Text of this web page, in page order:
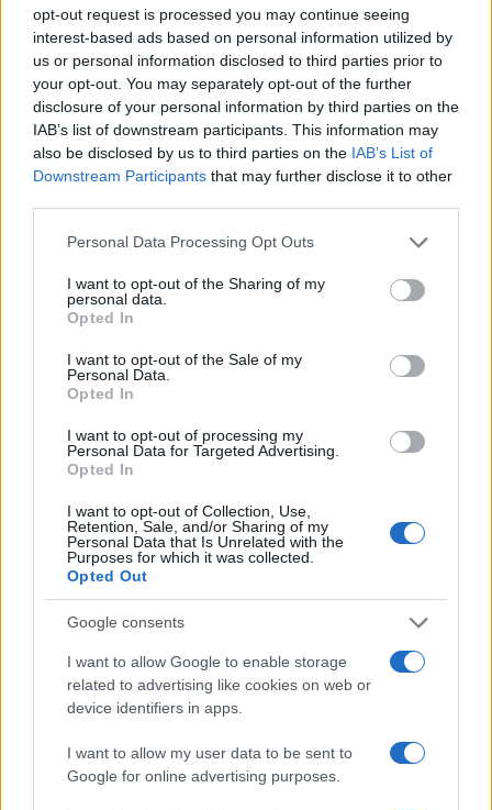
opt-out request is processed you may continue seeing
interest-based ads based on personal information utilized by
us or personal information disclosed to third parties prior to
your opt-out. You may separately opt-out of the further
disclosure of your personal information by third parties on the
IAB’s list of downstream participants. This information may
also be disclosed by us to third parties on the IAB’s List of
Downstream Participants that may further disclose it to other
Please note that this website/app uses one or more Google
not limited to your visit or usage behaviour. You may click to
grant or deny consent to Google and its third-party tags to
use your data for below specified purposes in below Google
consent section.
Personal Data Processing Opt Outs
I want to opt-out of the Sharing of my
personal data.
Opted In
I want to opt-out of the Sale of my
Personal Data.
Opted In
I want to opt-out of processing my
Personal Data for Targeted Advertising.
Opted In
I want to opt-out of Collection, Use,
Retention, Sale, and/or Sharing of my
Personal Data that Is Unrelated with the
Purposes for which it was collected.
Opted Out
Google consents
I want to allow Google to enable storage
related to advertising like cookies on web or
device identifiers in apps.
I want to allow my user data to be sent to
Google for online advertising purposes.
Vuoi rimuovere le pubblicità nazionali?
Puoi abbonarti asoli € 1,10 al mese
Sei già abbonato?
sezione
cliccandoqui
TEMI:
Angelo Calvisi
Cinquina Personaggio Gallura
Cosetta Prontu